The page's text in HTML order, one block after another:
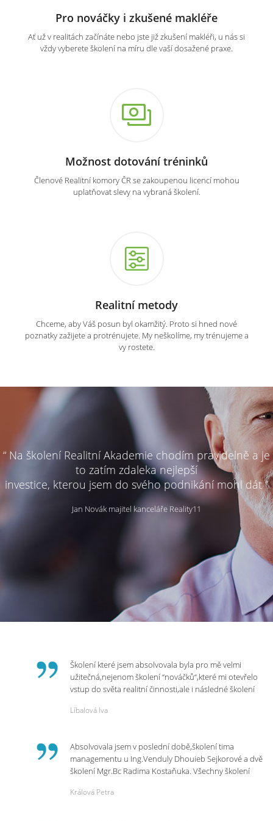
Pro nováčky i zkušené makléře
Ať už v realitách začínáte nebo jste již zkušení makléři, u nás si
vždy vyberete školení na míru dle vaší dosažené praxe.
Možnost dotování tréninků
Členové Realitní komory ČR se zakoupenou licencí mohou
uplatňovat slevy na vybraná školení.
Realitní metody
Chceme, aby Váš posun byl okamžitý. Proto si hned nové
poznatky zažijete a protrénujete. My neškolíme, my trénujeme a
vy rostete.
“ Na školení Realitní Akademie chodím pravidelně a je
to zatím zdaleka nejlepší
investice, kterou jsem do svého podnikání mohl dát ”
Jan Novák majitel kanceláře Reality11
Školení které jsem absolvovala byla pro mě velmi
užitečná,nejenom školení “nováčků“,které mi otevřelo
vstup do světa realitní činnosti,ale i následné školení
p.Vendulce která s nesmírnou lidskostí,přesto
potřebná školení,která Realitní Akademie umožňuje.
Líbalová Iva
Absolvovala jsem v poslední době,školení tima
managementu u Ing.Venduly Dhouieb Sejkorové a dvě
školení Mgr.Bc Radima Kostaňuka. Všechny školení
práci a na život.
Králová Petra